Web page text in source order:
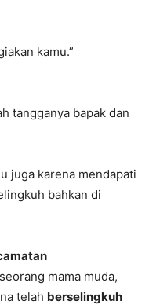
kamu.”
tangganya bapak dan
juga karena mendapati
bahkan di
mama muda,
telah berselingkuh